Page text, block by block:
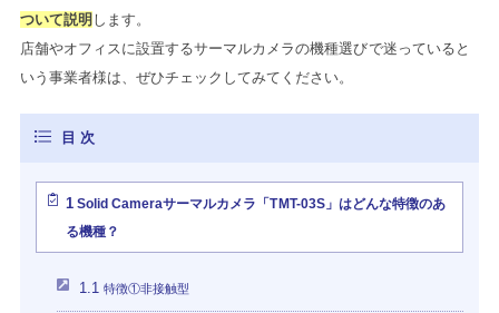
ついて説明 します。
店舗やオフィスに設置するサーマルカメラの機種選びで迷っていると
いう事業者様は、ぜひチェックしてみてください。
1Solid Cameraサーマルカメラ「TMT-03S」はどんな特徴のあ
る機種？
1.1 特徴①非接触型